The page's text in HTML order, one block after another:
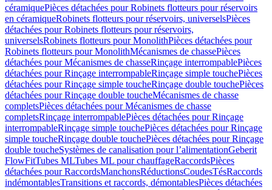
céramiquePièces détachées pour Robinets flotteurs pour réservoirs
en céramiqueRobinets flotteurs pour réservoirs, universelsPièces
détachées pour Robinets flotteurs pour réservoirs,
universelsRobinets flotteurs pour MonolithPièces détachées pour
Robinets flotteurs pour MonolithMécanismes de chassePièces
détachées pour Mécanismes de chasseRinçage interrompablePièces
détachées pour Rinçage interrompableRinçage simple touchePièces
détachées pour Rinçage simple toucheRinçage double touchePièces
détachées pour Rinçage double toucheMécanismes de chasse
completsPièces détachées pour Mécanismes de chasse
completsRinçage interrompablePièces détachées pour Rinçage
interrompableRinçage simple touchePièces détachées pour Rinçage
simple toucheRinçage double touchePièces détachées pour Rinçage
double toucheSystèmes de canalisation pour l’alimentationGeberit
FlowFitTubes MLTubes ML pour chauffageRaccordsPièces
détachées pour RaccordsManchonsRéductionsCoudesTésRaccords
indémontablesTransitions et raccords, démontablesPièces détachées